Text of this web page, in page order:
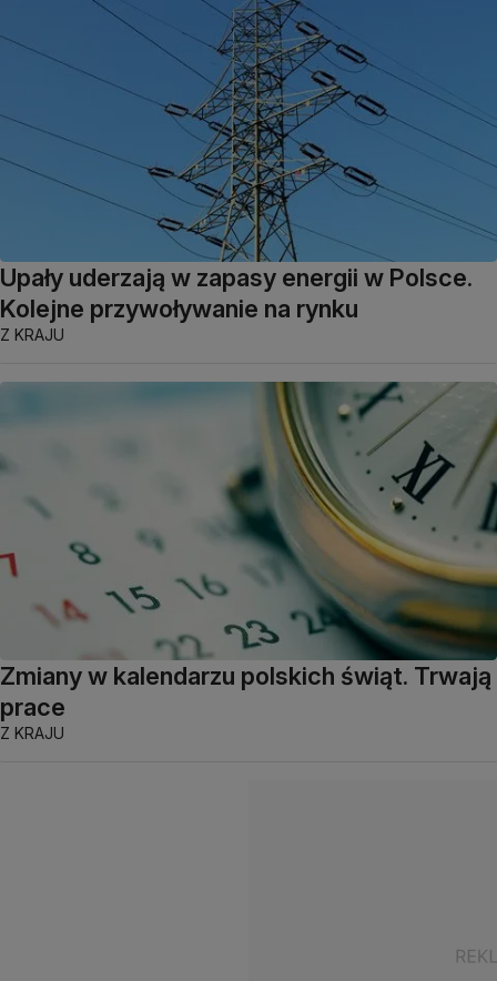
Upały uderzają w zapasy energii w Polsce.
Kolejne przywoływanie na rynku
Z KRAJU
Zmiany w kalendarzu polskich świąt. Trwają
prace
Z KRAJU